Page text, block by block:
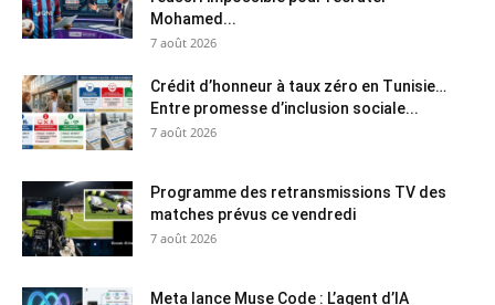
Mohamed...
7 août 2026
Crédit d’honneur à taux zéro en Tunisie…
Entre promesse d’inclusion sociale...
7 août 2026
Programme des retransmissions TV des
matches prévus ce vendredi
7 août 2026
Meta lance Muse Code : L’agent d’IA